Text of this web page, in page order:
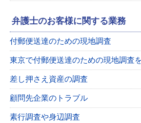
弁護士のお客様に関する業務
付郵便送達のための現地調査
東京で付郵便送達のための現地調査
差し押さえ資産の調査
顧問先企業のトラブル
素行調査や身辺調査